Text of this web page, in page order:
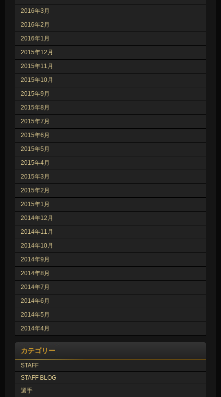
2016年3月
2016年2月
2016年1月
2015年12月
2015年11月
2015年10月
2015年9月
2015年8月
2015年7月
2015年6月
2015年5月
2015年4月
2015年3月
2015年2月
2015年1月
2014年12月
2014年11月
2014年10月
2014年9月
2014年8月
2014年7月
2014年6月
2014年5月
2014年4月
カテゴリー
STAFF
STAFF BLOG
選手